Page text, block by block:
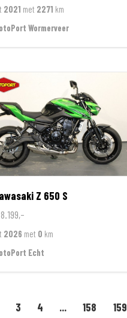
2021 met 2271 km
Wormerveer
Z 650 S
2026 met 0 km
Echt
3 4 ... 158 159